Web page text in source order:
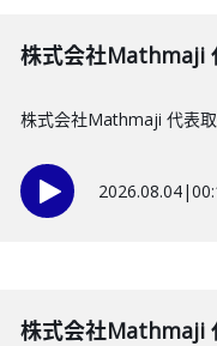
株式会社Mathmaji
株式会社Mathmaji 代表
2026.08.04|
株式会社Mathmaji